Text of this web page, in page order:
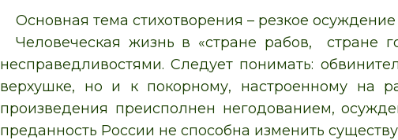
Основная тема стихотворения – резкое
Человеческая жизнь в «стране рабов, стране
несправедливостями. Следует понимать:
верхушке, но и к покорному, настроенному на
произведения преисполнен негодованием,
преданность России не способна изменить